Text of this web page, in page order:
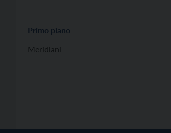
Primo piano
Meridiani